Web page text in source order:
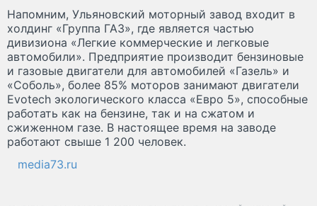
Напомним, Ульяновский моторный завод входит в
холдинг «Группа ГАЗ», где является частью
дивизиона «Легкие коммерческие и легковые
автомобили». Предприятие производит бензиновые
и газовые двигатели для автомобилей «Газель» и
«Соболь», более 85% моторов занимают двигатели
Evotech экологического класса «Евро 5», способные
работать как на бензине, так и на сжатом и
сжиженном газе. В настоящее время на заводе
работают свыше 1 200 человек.
media73.ru